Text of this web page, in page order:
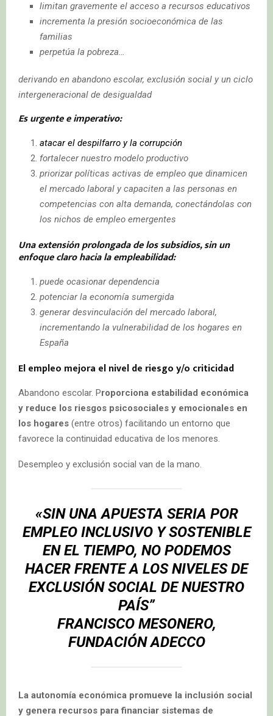
limitan gravemente el acceso a recursos educativos
incrementa la presión socioeconómica de las
familias
perpetúa la pobreza…
derivando en abandono escolar, exclusión social y un ciclo
intergeneracional de desigualdad
Es urgente e imperativo:
atacar el despilfarro y la corrupción
fortalecer nuestro modelo productivo
priorizar políticas activas de empleo que dinamicen
el mercado laboral y capaciten a las personas en
competencias con alta demanda, conectándolas con
los nichos de empleo emergentes
Una extensión prolongada de los subsidios, sin un
enfoque claro hacia la empleabilidad:
puede ocasionar dependencia
potenciar la economía sumergida
generar desvinculación del mercado laboral,
incrementando la vulnerabilidad de los hogares en
España
El empleo mejora el nivel de riesgo y/o criticidad
Abandono escolar. Proporciona estabilidad económica
y reduce los riesgos psicosociales y emocionales en
los hogares (entre otros) facilitando un entorno que
favorece la continuidad educativa de los menores.
Desempleo y exclusión social van de la mano.
«SIN UNA APUESTA SERIA POR
EMPLEO INCLUSIVO Y SOSTENIBLE
EN EL TIEMPO, NO PODEMOS
HACER FRENTE A LOS NIVELES DE
EXCLUSIÓN SOCIAL DE NUESTRO
PAÍS”
FRANCISCO MESONERO,
FUNDACIÓN ADECCO
La autonomía económica promueve la inclusión social
y genera recursos para financiar sistemas de